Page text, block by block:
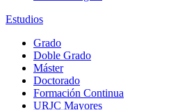
Estudios
Grado
Doble Grado
Máster
Doctorado
Formación Continua
URJC Mayores